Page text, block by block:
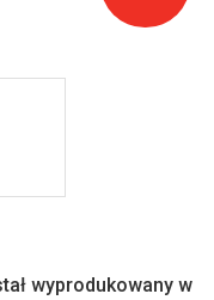
wyprodukowany w